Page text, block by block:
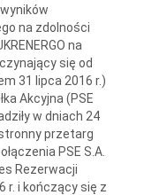
na zdolności
na
się od
31 lipca 2016 r.)
Akcyjna (PSE
w dniach 24
przetarg
PSE S.A.
Rezerwacji
r. i kończący się z